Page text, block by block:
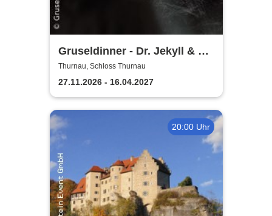
Gruseldinner - Dr. Jekyll & Mr.
Hyde
Thurnau, Schloss Thurnau
27.11.2026 - 16.04.2027
20:00 Uhr